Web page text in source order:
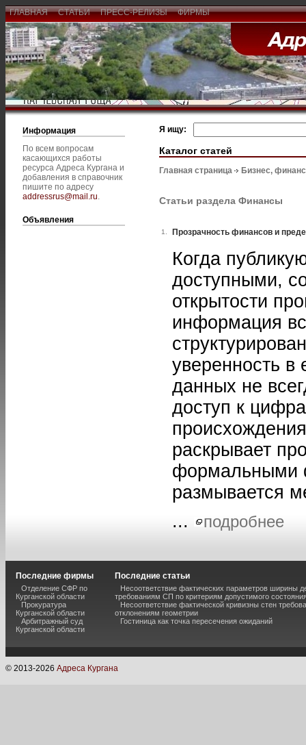
ГЛАВНАЯ СТАТЬИ ПРЕСС-РЕЛИЗЫ ФИРМЫ
Информация
По всем вопросам
касающихся работы
ресурса Адреса Кургана и
добавления в справочник
пишите по адресу
addressrus@mail.ru.
Объявления
Я ищу:
Каталог статей
Главная страница Бизнес,
Статьи раздела Финансы
1. Прозрачность финансов и
Когда
доступными,
открытости
информация
уверенность в
данных не
доступ к
раскрывает
формальными
размывается
...
подробнее
Последние фирмы
Отделение СФР по
Курганской области
Прокуратура
Курганской области
Арбитражный суд
Курганской области
Последние статьи
Несоответствие фактических параметров ширины
требованиям СП по критериям допустимого
Несоответствие фактической кривизны стен
отклонениям геометрии
Гостиница как точка пересечения ожиданий
© 2013-2026 Адреса Кургана